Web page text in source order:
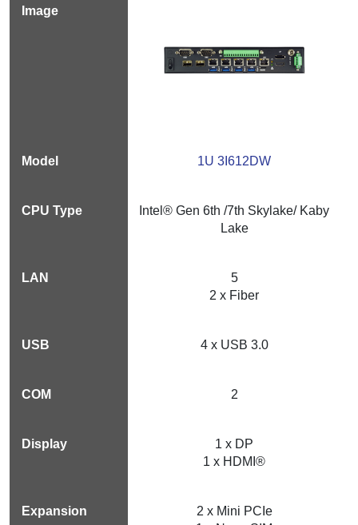
1U 3I612DW
Intel® Gen 6th /7th Skylake/ Kaby
Lake
5
2 x Fiber
4 x USB 3.0
2
1 x DP
1 x HDMI®
2 x Mini PCIe